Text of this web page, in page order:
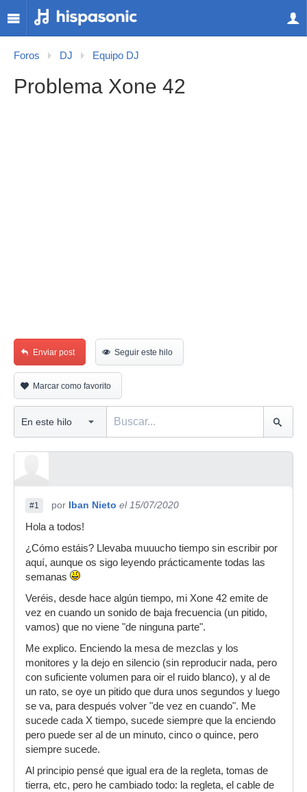
Foros DJ Equipo DJ
Problema Xone 42
Enviar post Seguir este hilo
Marcar como favorito
#1 por Iban Nieto el 15/07/2020
Hola a todos!
¿Cómo estáis? Llevaba muuucho tiempo sin escribir por
aquí, aunque os sigo leyendo prácticamente todas las
semanas
Veréis, desde hace algún tiempo, mi Xone 42 emite de
vez en cuando un sonido de baja frecuencia (un pitido,
vamos) que no viene "de ninguna parte".
Me explico. Enciendo la mesa de mezclas y los
monitores y la dejo en silencio (sin reproducir nada, pero
con suficiente volumen para oir el ruido blanco), y al de
un rato, se oye un pitido que dura unos segundos y luego
se va, para después volver "de vez en cuando". Me
sucede cada X tiempo, sucede siempre que la enciendo
pero puede ser al de un minuto, cinco o quince, pero
siempre sucede.
Al principio pensé que igual era de la regleta, tomas de
tierra, etc, pero he cambiado todo: la regleta, el cable de